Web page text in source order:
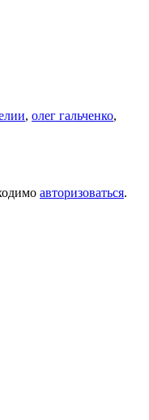
, олег гальченко,
авторизоваться.